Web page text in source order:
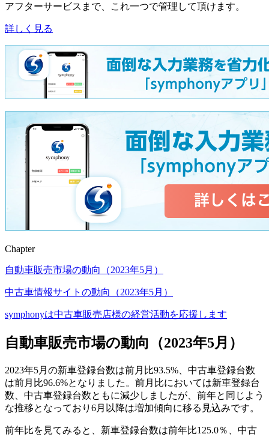
アフターサービスまで、これ一つで管理して頂けます。
詳しく見る
Chapter
自動車販売市場の動向（2023年5月）
中古車情報サイトの動向（2023年5月）
symphonyは中古車販売店様の経営活動を応援します
自動車販売市場の動向（2023年5月）
2023年5月の新車登録台数は前月比93.5%、中古車登録台数
は前月比96.6%となりました。前月比においては新車登録台
数、中古車登録台数ともに減少しましたが、前年と同じよう
な推移となっており6月以降は増加傾向に移る見込みです。
前年比を見てみると、新車登録台数は前年比125.0％、中古